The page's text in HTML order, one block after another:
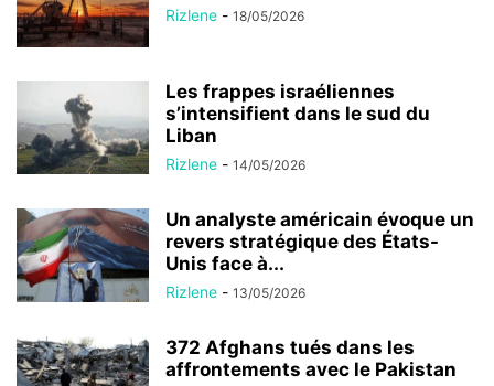
Rizlene - 18/05/2026
Les frappes israéliennes
s’intensifient dans le sud du
Liban
Rizlene - 14/05/2026
Un analyste américain évoque un
revers stratégique des États-
Unis face à...
Rizlene - 13/05/2026
372 Afghans tués dans les
affrontements avec le Pakistan